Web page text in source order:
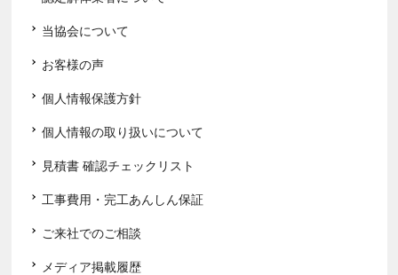
当協会について
お客様の声
個人情報保護方針
個人情報の取り扱いについて
見積書 確認チェックリスト
工事費用・完工あんしん保証
ご来社でのご相談
メディア掲載履歴